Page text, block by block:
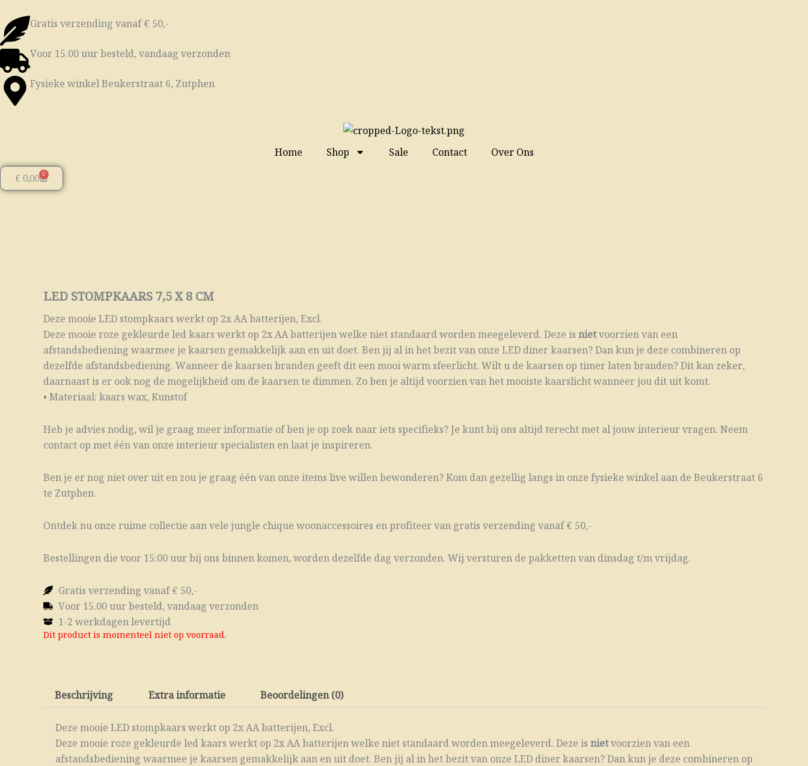
naar
de
inhoud
Gratis verzending vanaf € 50,-
Voor 15.00 uur besteld, vandaag verzonden
Fysieke winkel Beukerstraat 6, Zutphen
Home Shop Sale Contact Over Ons
€ 0,00 0
Winkelwagen
LED STOMPKAARS 7,5 X 8 CM
Deze mooie LED stompkaars werkt op 2x AA batterijen, Excl.
Deze mooie roze gekleurde led kaars werkt op 2x AA batterijen welke niet standaard worden meegeleverd. Deze is nietvoorzien van een
afstandsbediening waarmee je kaarsen gemakkelijk aan en uit doet. Ben jij al in het bezit van onze LED diner kaarsen? Dan kun je deze combineren op
dezelfde afstandsbediening. Wanneer de kaarsen branden geeft dit een mooi warm sfeerlicht. Wilt u de kaarsen op timer laten branden? Dit kan zeker,
daarnaast is er ook nog de mogelijkheid om de kaarsen te dimmen. Zo ben je altijd voorzien van het mooiste kaarslicht wanneer jou dit uit komt.
• Materiaal: kaars wax, Kunstof
Heb je advies nodig, wil je graag meer informatie of ben je op zoek naar iets specifieks? Je kunt bij ons altijd terecht met al jouw interieur vragen. Neem
contact op met één van onze interieur specialisten en laat je inspireren.
Ben je er nog niet over uit en zou je graag één van onze items live willen bewonderen? Kom dan gezellig langs in onze fysieke winkel aan de Beukerstraat 6
te Zutphen.
Ontdek nu onze ruime collectie aan vele jungle chique woonaccessoires en profiteer van gratis verzending vanaf € 50,-
Bestellingen die voor 15:00 uur bij ons binnen komen, worden dezelfde dag verzonden. Wij versturen de pakketten van dinsdag t/m vrijdag.
Gratis verzending vanaf € 50,-
Voor 15.00 uur besteld, vandaag verzonden
1-2 werkdagen levertijd
Dit product is momenteel niet op voorraad.
Beschrijving Extra informatie Beoordelingen (0)
Deze mooie LED stompkaars werkt op 2x AA batterijen, Excl.
Deze mooie roze gekleurde led kaars werkt op 2x AA batterijen welke niet standaard worden meegeleverd. Deze is nietvoorzien van een
afstandsbediening waarmee je kaarsen gemakkelijk aan en uit doet. Ben jij al in het bezit van onze LED diner kaarsen? Dan kun je deze combineren op